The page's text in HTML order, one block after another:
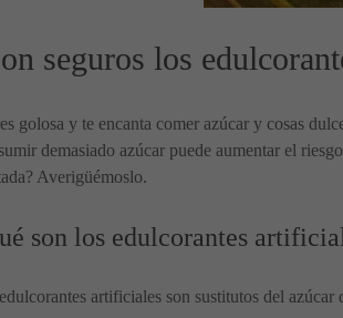
seguros los
golosa y te encanta comer azúcar y cosas
demasiado azúcar puede aumentar el
Averigüémoslo.
son los edulcorantes
artificiales son sustitutos del